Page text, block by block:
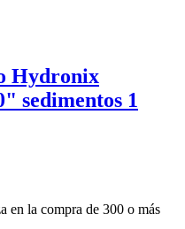
Hydronix
sedimentos 1
en la compra de 300 o más